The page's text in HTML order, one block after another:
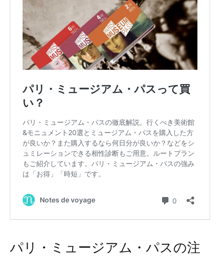
パリ・ミュージアム・パスの注